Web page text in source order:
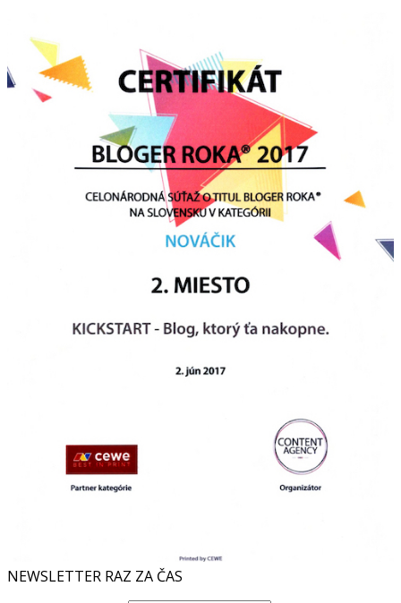
NEWSLETTER RAZ ZA ČAS